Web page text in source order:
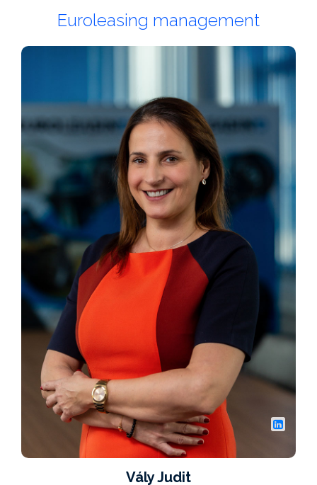
Euroleasing management
Vály Judit